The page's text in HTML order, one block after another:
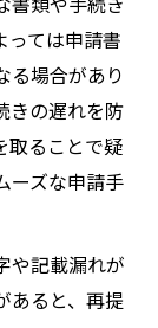
書類や手続き
っては申請書
る場合があり
きの遅れを防
取ることで疑
ーズな申請手
や記載漏れが
あると、再提